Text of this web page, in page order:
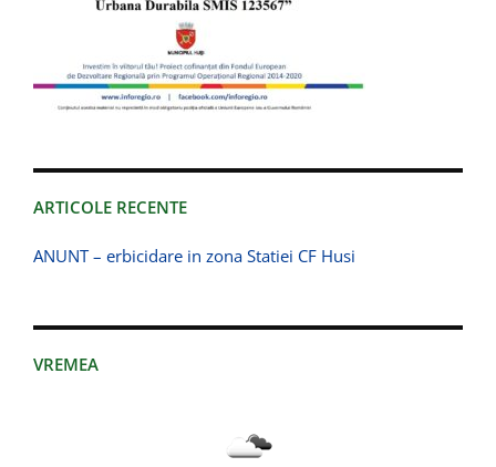
ARTICOLE RECENTE
ANUNT – erbicidare in zona Statiei CF Husi
VREMEA